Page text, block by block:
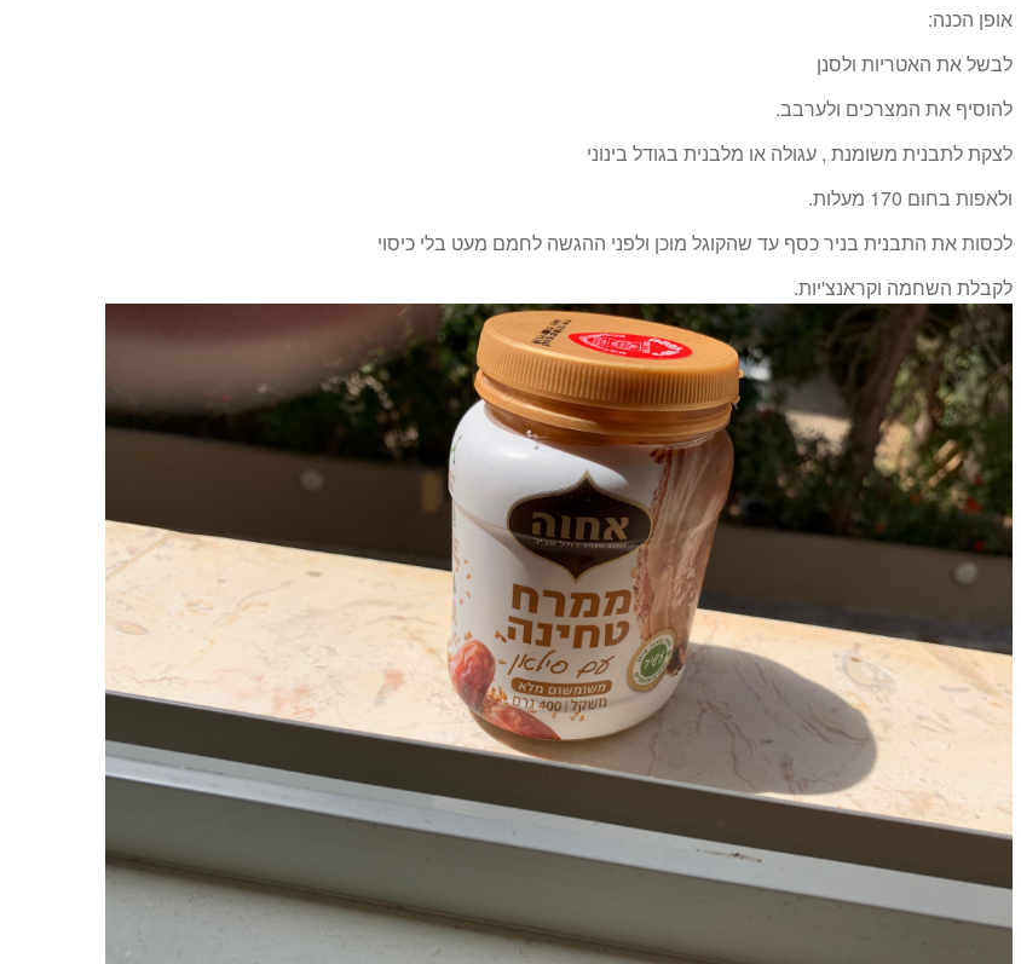
אופן הכנה:
לבשל את האטריות ולסנן
להוסיף את המצרכים ולערבב.
לצקת לתבנית משומנת , עגולה או מלבנית בגודל בינוני
ולאפות בחום 170 מעלות.
לכסות את התבנית בניר כסף עד שהקוגל מוכן ולפני ההגשה לחמם מעט בלי כיסוי
לקבלת השחמה וקראנצ'יות.